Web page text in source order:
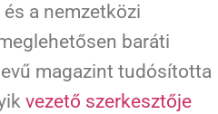
a nemzetközi
baráti
magazint tudósította
vezető szerkesztője